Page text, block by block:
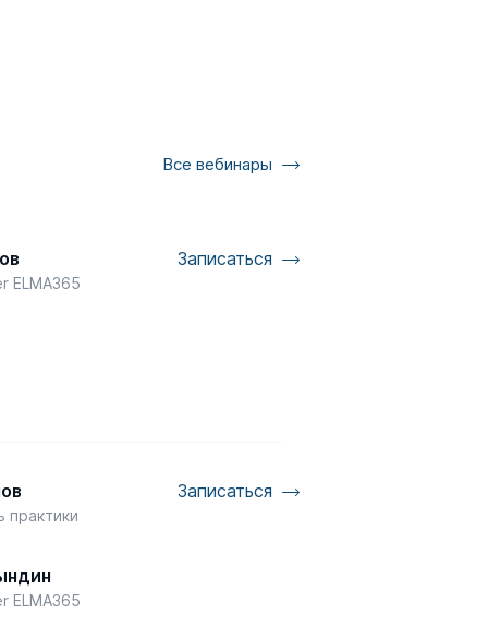
Все вебинары
ELMA365
Записаться
практики
ELMA365
Записаться